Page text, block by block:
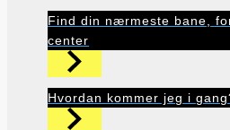
Find din nærmeste bane,
center
Hvordan kommer jeg i